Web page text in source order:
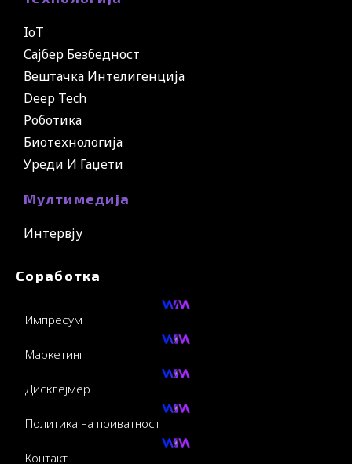
IoT
Сајбер Безбедност
Вештачка Интелигенција
Deep Tech
Роботика
Биотехнологија
Уреди И Гаџети
Мултимедија
Интервју
Соработка
Импресум
Маркетинг
Дисклејмер
Политика на приватност
Контакт